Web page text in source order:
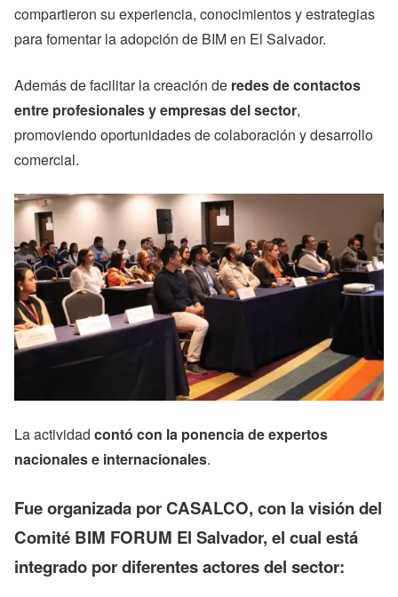
compartieron su experiencia, conocimientos y estrategias
para fomentar la adopción de BIM en El Salvador.
Además de facilitar la creación de redes de contactos
entre profesionales y empresas del sector,
promoviendo oportunidades de colaboración y desarrollo
comercial.
La actividad contó con la ponencia de expertos
nacionales e internacionales.
Fue organizada por CASALCO, con la visión del
Comité BIM FORUM El Salvador, el cual está
integrado por diferentes actores del sector: